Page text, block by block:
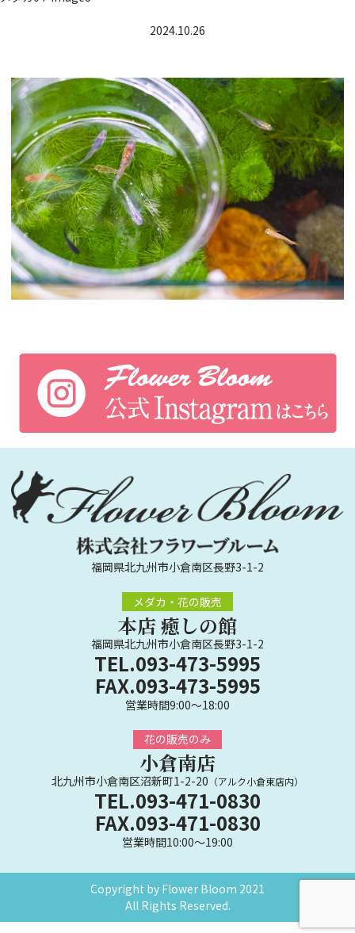
2024.10.26
福岡県北九州市小倉南区長野3-1-2
メダカ・花の販売
本店 癒しの館
福岡県北九州市小倉南区長野3-1-2
TEL.093-473-5995
FAX.093-473-5995
営業時間9:00～18:00
花の販売のみ
小倉南店
北九州市小倉南区沼新町1-2-20 （アルク小倉東店内）
TEL.093-471-0830
FAX.093-471-0830
営業時間10:00～19:00
Copyright by Flower Bloom 2021
All Rights Reserved.